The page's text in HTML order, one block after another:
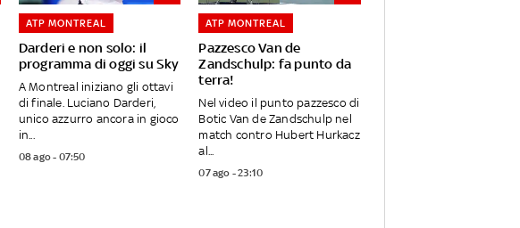
Darderi e non solo: il
programma di oggi su Sky
ATP MONTREAL
A Montreal iniziano gli ottavi
di finale. Luciano Darderi,
unico azzurro ancora in gioco
in...
08 ago - 07:50
Pazzesco Van de
Zandschulp: fa punto da
terra!
ATP MONTREAL
Nel video il punto pazzesco di
Botic Van de Zandschulp nel
match contro Hubert Hurkacz
al...
07 ago - 23:10